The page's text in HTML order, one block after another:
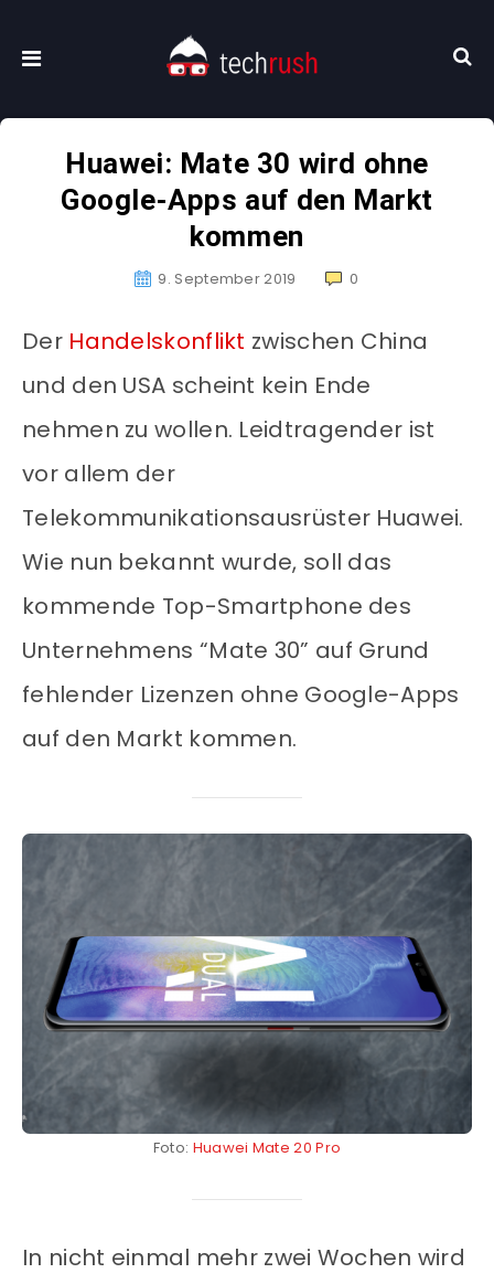
Huawei: Mate 30 wird ohne
Google-Apps auf den Markt
kommen
9. September 2019 0
Der Handelskonflikt zwischen China
und den USA scheint kein Ende
nehmen zu wollen. Leidtragender ist
vor allem der
Telekommunikationsausrüster Huawei.
Wie nun bekannt wurde, soll das
kommende Top-Smartphone des
Unternehmens “Mate 30” auf Grund
fehlender Lizenzen ohne Google-Apps
auf den Markt kommen.
Foto: Huawei Mate 20 Pro
In nicht einmal mehr zwei Wochen wird